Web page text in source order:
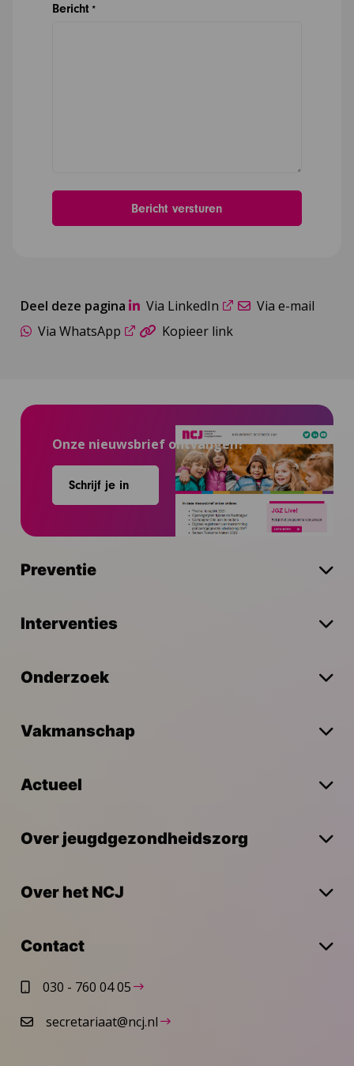
Bericht *
Deel deze pagina Via LinkedIn
Via e-mail
Via WhatsApp
Kopieer link
Onze nieuwsbrief ontvangen?
Schrijf je in
Preventie
Interventies
Onderzoek
Vakmanschap
Actueel
Over jeugdgezondheidszorg
Over het NCJ
Contact
030 - 760 04 05
secretariaat@ncj.nl